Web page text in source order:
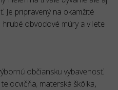
Je pripravený na okamžité
hrubé obvodové múry a v lete
občiansku vybavenosť.
materská škôlka,